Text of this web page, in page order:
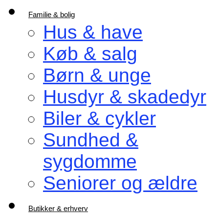
Familie & bolig
Hus & have
Køb & salg
Børn & unge
Husdyr & skadedyr
Biler & cykler
Sundhed &
sygdomme
Seniorer og ældre
Butikker & erhverv